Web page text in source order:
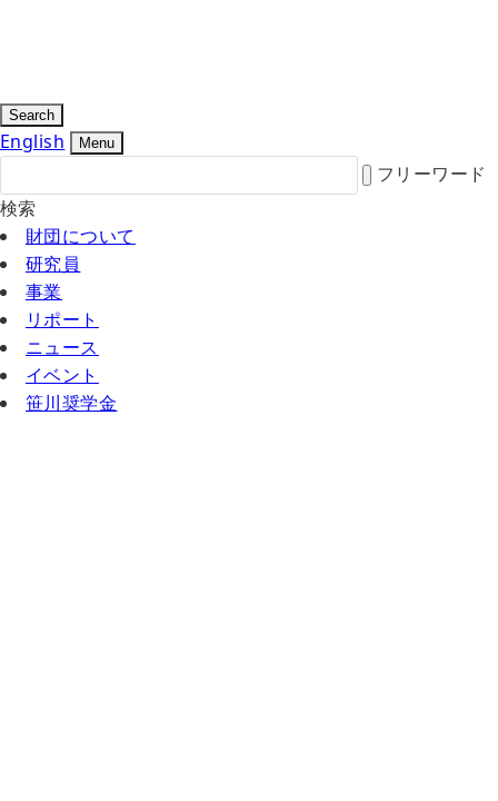
Search
English Menu
フリーワード
検索
財団について
研究員
事業
リポート
ニュース
イベント
笹川奨学金